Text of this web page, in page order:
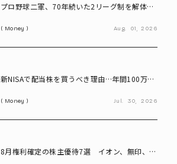
プロ野球二軍、70年続いた2リーグ制を解体
Money Aug. 01, 2026
新NISAで配当株を買うべき理由…年間100万円
Money Jul. 30, 2026
8月権利確定の株主優待7選 イオン、無印、U-